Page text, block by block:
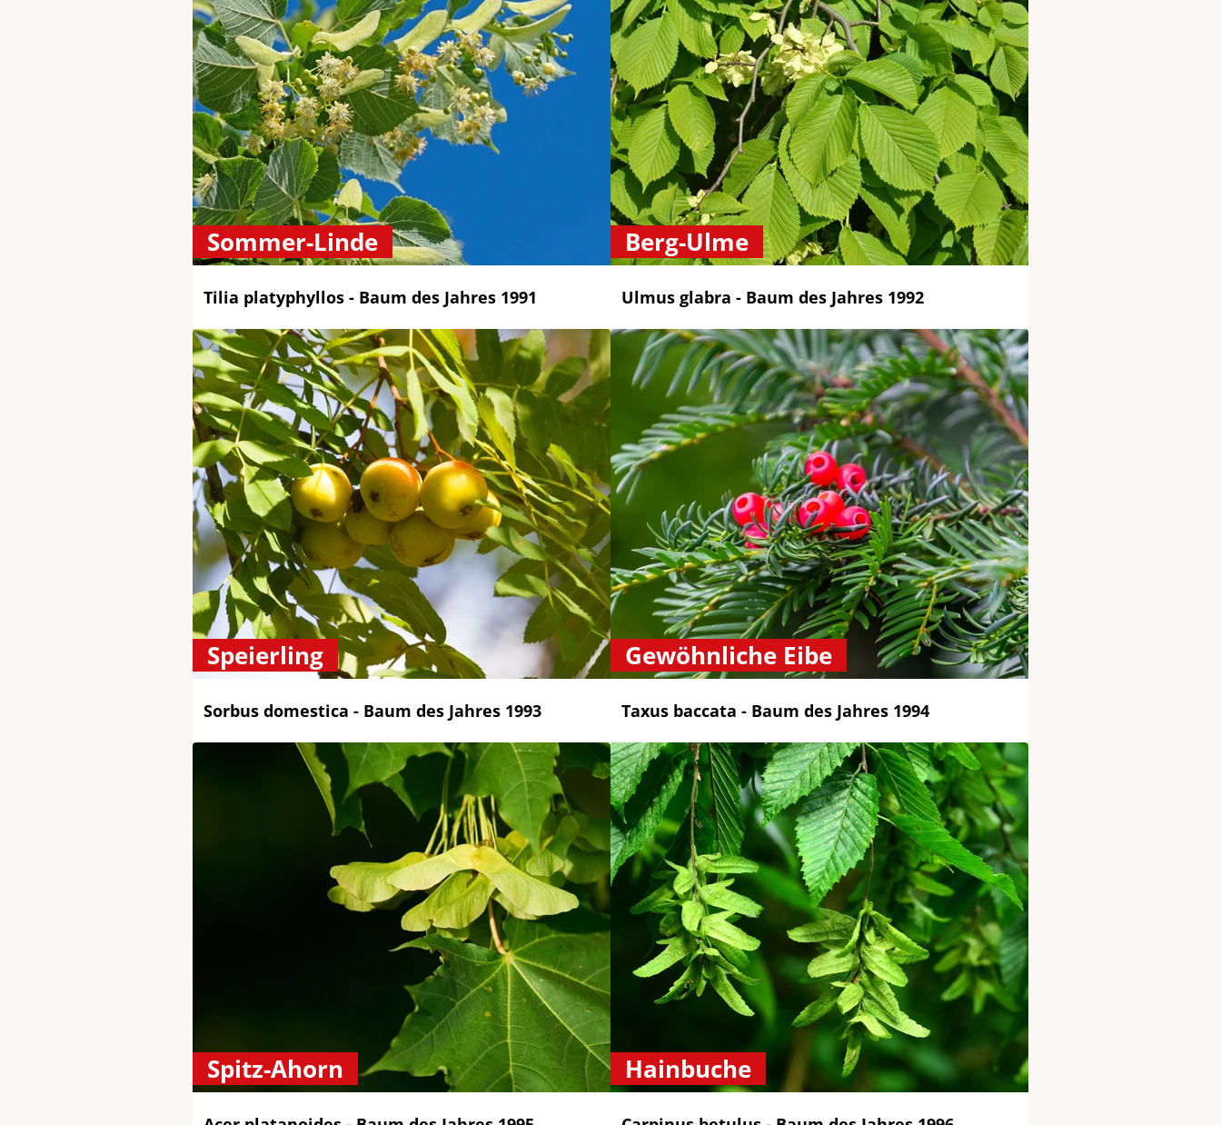
Sommer-Linde
Tilia platyphyllos - Baum des Jahres 1991
Berg-Ulme
Ulmus glabra - Baum des Jahres 1992
Speierling
Sorbus domestica - Baum des Jahres 1993
Gewöhnliche Eibe
Taxus baccata - Baum des Jahres 1994
Spitz-Ahorn Hainbuche